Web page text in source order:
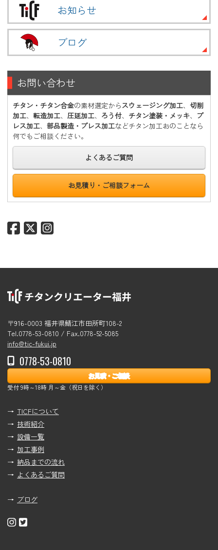
お知らせ
ブログ
お問い合わせ
チタン・チタン合金の素材選定からスウェージング加工、 切削
加工、 転造加工、 圧延加工、 ろう付、 チタン塗装・メッキ、 プ
レス加工、 部品製造・プレス加工などチタン加工おのことなら
何でもご相談ください。
よくあるご質問
お見積り・ご相談フォーム
〒916-0003 福井県鯖江市田所町108-2
Tel.0778-53-0810 / Fax.0778-52-5085
info@tic-fukui.jp
0778-53-0810
お見積・ご相談
受付 9時～18時 月～金（祝日を除く）
TICFについて
技術紹介
設備一覧
加工事例
納品までの流れ
よくあるご質問
ブログ